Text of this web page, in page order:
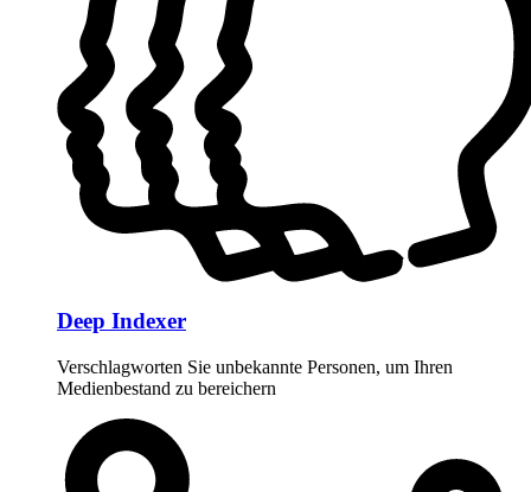
Deep Indexer
Verschlagworten Sie unbekannte Personen, um Ihren
Medienbestand zu bereichern